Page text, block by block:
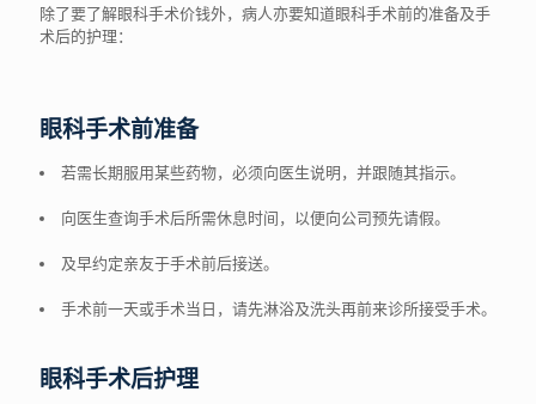
除了要了解眼科手术价钱外，病人亦要知道眼科手术前的准备及手
术后的护理：
眼科手术前准备
若需长期服用某些药物，必须向医生说明，并跟随其指示。
向医生查询手术后所需休息时间，以便向公司预先请假。
及早约定亲友于手术前后接送。
手术前一天或手术当日，请先淋浴及洗头再前来诊所接受手术。
眼科手术后护理